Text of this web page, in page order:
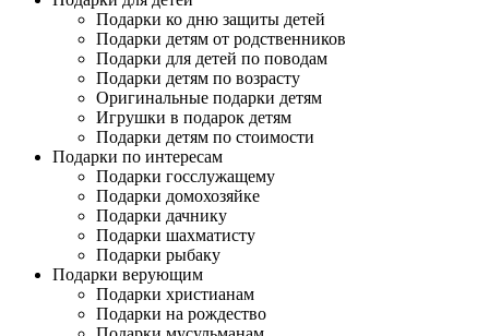
Подарки ко дню защиты детей
Подарки детям от родственников
Подарки для детей по поводам
Подарки детям по возрасту
Оригинальные подарки детям
Игрушки в подарок детям
Подарки детям по стоимости
Подарки по интересам
Подарки госслужащему
Подарки домохозяйке
Подарки дачнику
Подарки шахматисту
Подарки рыбаку
Подарки верующим
Подарки христианам
Подарки на рождество